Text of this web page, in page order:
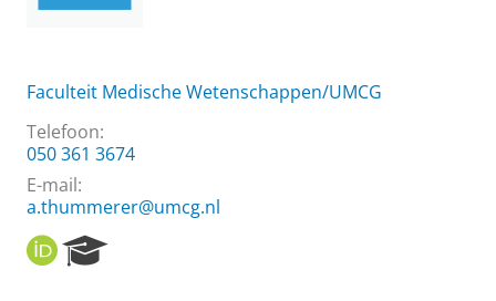
Faculteit Medische Wetenschappen/UMCG
Telefoon:
050 361 3674
E-mail:
a.thummerer@umcg.nl
O
R